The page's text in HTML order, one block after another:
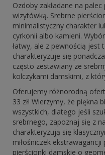
Ozdoby zakładane na
wizytówką. Srebrne
minimalistyczny charakter
cyrkonii albo kamieni.
łatwy, ale z pewnością
charakteryzuje się
często zestawiany ze
kolczykami damskimi, z
Oferujemy różnorodną
33 zł! Wierzymy, że piękna
wszystkich, dlatego jeśli
srebrnego, zapoznaj się z
charakteryzują się
miłośniczek
pierścionki damskie o